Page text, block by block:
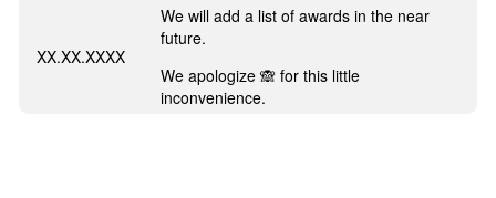
XX.XX.XXXX
We will add a list of awards in the near
future.
We apologize 🙈 for this little
inconvenience.